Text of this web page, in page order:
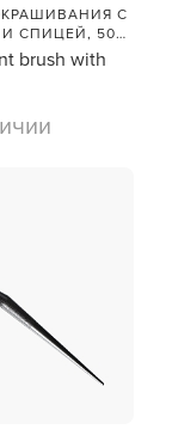
С
СПИЦЕЙ, 50
brush with